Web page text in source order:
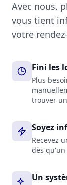
Avec nous,
vous tient
votre
Fini les
Plus
trouver
Soyez
Recevez
dès qu'un
Un